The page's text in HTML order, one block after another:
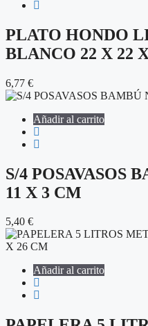
PLATO HONDO
BLANCO 22 X 22
6,77 €
Añadir al carrito
S/4 POSAVASOS
11 X 3 CM
5,40 €
Añadir al carrito